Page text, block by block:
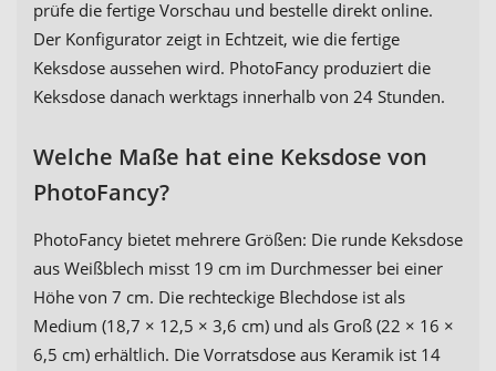
prüfe die fertige Vorschau und bestelle direkt online.
Der Konfigurator zeigt in Echtzeit, wie die fertige
Keksdose aussehen wird. PhotoFancy produziert die
Keksdose danach werktags innerhalb von 24 Stunden.
Welche Maße hat eine Keksdose von
PhotoFancy?
PhotoFancy bietet mehrere Größen: Die runde Keksdose
aus Weißblech misst 19 cm im Durchmesser bei einer
Höhe von 7 cm. Die rechteckige Blechdose ist als
Medium (18,7 × 12,5 × 3,6 cm) und als Groß (22 × 16 ×
6,5 cm) erhältlich. Die Vorratsdose aus Keramik ist 14